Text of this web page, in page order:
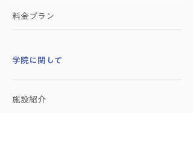
料金プラン
学院に関して
施設紹介